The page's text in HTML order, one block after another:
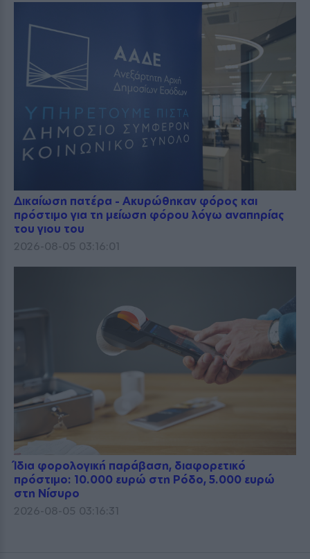
Δικαίωση πατέρα - Ακυρώθηκαν φόρος και
πρόστιμο για τη μείωση φόρου λόγω αναπηρίας
του γιου του
2026-08-05 03:16:01
Ίδια φορολογική παράβαση, διαφορετικό
πρόστιμο: 10.000 ευρώ στη Ρόδο, 5.000 ευρώ
στη Νίσυρο
2026-08-05 03:16:31